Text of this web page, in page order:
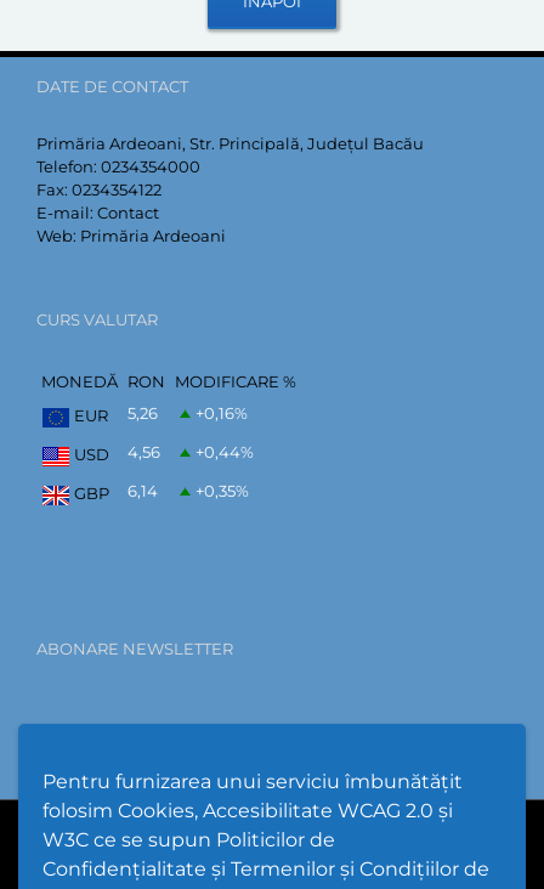
Pentru furnizarea unui serviciu îmbunătățit
folosim Cookies, Accesibilitate WCAG 2.0 și
W3C ce se supun Politicilor de
Confidențialitate și Termenilor și Condițiilor de
DATE DE CONTACT
Primăria Ardeoani, Str. Principală, Județul Bacău
Telefon: 0234354000
Fax: 0234354122
E-mail: Contact
Web: Primăria Ardeoani
CURS VALUTAR
MONEDĂ RON
MODIFICARE %
EUR
5,26 +0,16%
USD 4,56 +0,44%
GBP 6,14 +0,35%
ABONARE NEWSLETTER
Hartă Website